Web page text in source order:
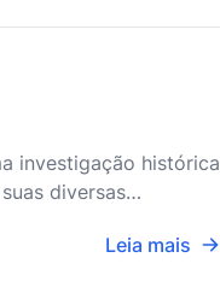
investigação histórica
diversas
Leia mais